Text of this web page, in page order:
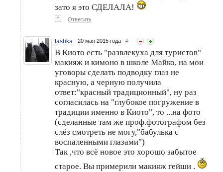
зато я это СДЕЛАЛА!
↑ Ответить
tashka 20 мая 2015 года #
В Киото есть "развлекуха для туристов"
макияж и кимоно в школе Майко, на мои
уговоры сделать подводку глаз не
красную, а черную получила
ответ:"красный традиционный", ну раз
согласилась на "глубокое погружение в
традиции именно в Киото", то ...на фото
(сделанные там же проф.фотографом без
слёз смотреть не могу,"бабулька с
воспаленными глазами")
Так ,что всё новое это хорошо забытое
старое. Вы примерили макияж гейши .